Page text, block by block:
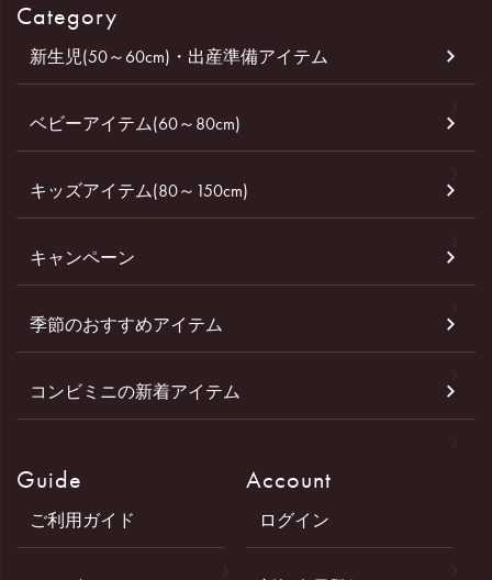
Category
新生児(50～60cm)・出産準備アイテム
ベビーアイテム(60～80cm)
キッズアイテム(80～150cm)
キャンペーン
季節のおすすめアイテム
コンビミニの新着アイテム
Guide
ご利用ガイド
Account
ログイン